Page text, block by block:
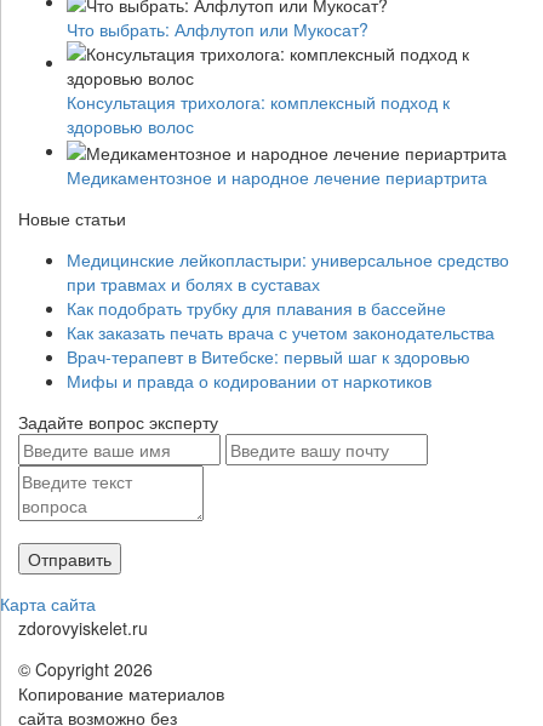
Что выбрать: Алфлутоп или Мукосат?
Консультация трихолога: комплексный подход к
здоровью волос
Медикаментозное и народное лечение периартрита
Новые статьи
Медицинские лейкопластыри: универсальное средство
при травмах и болях в суставах
Как подобрать трубку для плавания в бассейне
Как заказать печать врача с учетом законодательства
Врач-терапевт в Витебске: первый шаг к здоровью
Мифы и правда о кодировании от наркотиков
Задайте вопрос эксперту
Карта сайта
zdorovyiskelet.ru
© Copyright 2026
Копирование материалов
сайта возможно без